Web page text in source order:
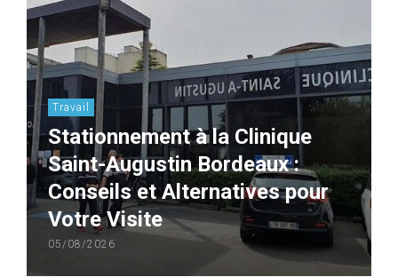
Travail
Stationnement à la Clinique
Saint-Augustin Bordeaux :
Conseils et Alternatives pour
Votre Visite
05/08/2026